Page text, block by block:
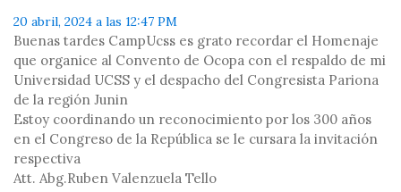
20 abril, 2024 a las 12:47 PM
Buenas tardes CampUcss es grato recordar el Homenaje
que organice al Convento de Ocopa con el respaldo de mi
Universidad UCSS y el despacho del Congresista Pariona
de la región Junin
Estoy coordinando un reconocimiento por los 300 años
en el Congreso de la República se le cursara la invitación
respectiva
Att. Abg.Ruben Valenzuela Tello